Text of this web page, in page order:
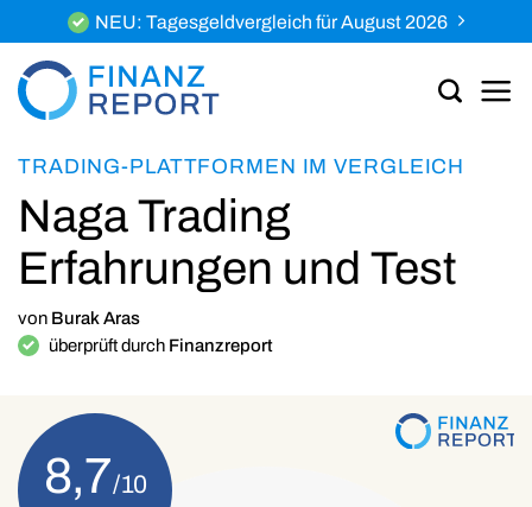
Inhalt
springen
NEU: Tagesgeldvergleich für August 2026
TRADING-PLATTFORMEN IM VERGLEICH
Naga Trading
Erfahrungen und Test
von Burak Aras
überprüft durch Finanzreport
8,7